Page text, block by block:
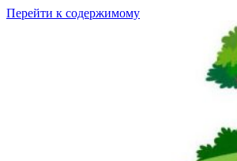
Перейти к содержимому